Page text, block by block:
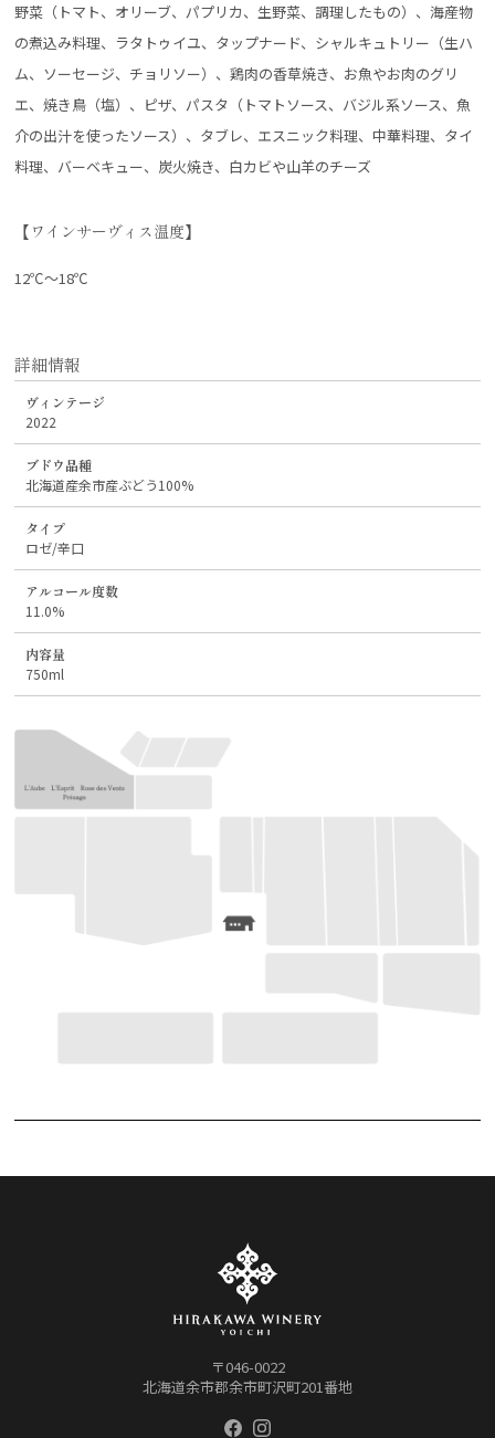
野菜（トマト、オリーブ、パプリカ、生野菜、調理したもの）、海産物
の煮込み料理、ラタトゥイユ、タップナード、シャルキュトリー（生ハ
ム、ソーセージ、チョリソー）、鶏肉の香草焼き、お魚やお肉のグリ
エ、焼き鳥（塩）、ピザ、パスタ（トマトソース、バジル系ソース、魚
介の出汁を使ったソース）、タブレ、エスニック料理、中華料理、タイ
料理、バーベキュー、炭火焼き、白カビや山羊のチーズ
【ワインサーヴィス温度】
12℃～18℃
詳細情報
ヴィンテージ
2022
ブドウ品種
北海道産余市産ぶどう100%
タイプ
ロゼ/辛口
アルコール度数
11.0%
内容量
750ml
〒046-0022
北海道余市郡余市町沢町201番地